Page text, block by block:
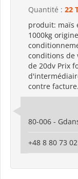
Quantité : 22
produit: maïs
1000kg
conditions de
de 20dv Prix
contre
80-006 -
+48 8 80 73